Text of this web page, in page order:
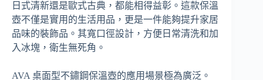
日式清新還是歐式古典，都能相得益彰。這款保溫
壺不僅是實用的生活用品，更是一件能夠提升家居
品味的裝飾品。其寬口徑設計，方便日常清洗和加
入冰塊，衛生無死角。
AVA 桌面型不鏽鋼保溫壺的應用場景極為廣泛。